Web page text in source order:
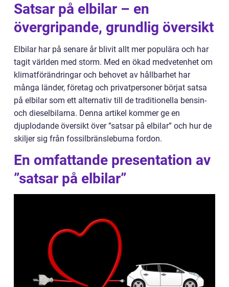
Satsar på elbilar – en
övergripande, grundlig översikt
Elbilar har på senare år blivit allt mer populära och har
tagit världen med storm. Med en ökad medvetenhet om
klimatförändringar och behovet av hållbarhet har
många länder, företag och privatpersoner börjat satsa
på elbilar som ett alternativ till de traditionella bensin-
och dieselbilarna. Denna artikel kommer ge en
djuplodande översikt över ”satsar på elbilar” och hur de
skiljer sig från fossilbränsleburna fordon.
En omfattande presentation av
”satsar på elbilar”